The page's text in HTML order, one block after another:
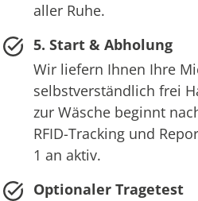
aller Ruhe.
5. Start & Abholung
Wir liefern Ihnen Ihre
selbstverständlich frei
zur Wäsche beginnt
RFID-Tracking und
1 an aktiv.
Optionaler Tragetest